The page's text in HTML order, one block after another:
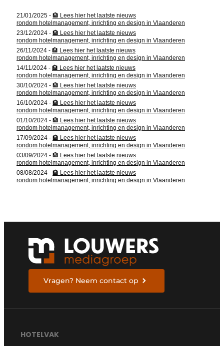
a
d
d
r
e
s
s
21/01/2025 - 🏨 Lees hier het laatste nieuws
rondom hotelmanagement, inrichting en design in Vlaanderen
23/12/2024 - 🏨 Lees hier het laatste nieuws
rondom hotelmanagement, inrichting en design in Vlaanderen
26/11/2024 - 🏨 Lees hier het laatste nieuws
rondom hotelmanagement, inrichting en design in Vlaanderen
14/11/2024 - 🏨 Lees hier het laatste nieuws
rondom hotelmanagement, inrichting en design in Vlaanderen
30/10/2024 - 🏨 Lees hier het laatste nieuws
rondom hotelmanagement, inrichting en design in Vlaanderen
16/10/2024 - 🏨 Lees hier het laatste nieuws
rondom hotelmanagement, inrichting en design in Vlaanderen
01/10/2024 - 🏨 Lees hier het laatste nieuws
rondom hotelmanagement, inrichting en design in Vlaanderen
17/09/2024 - 🏨 Lees hier het laatste nieuws
rondom hotelmanagement, inrichting en design in Vlaanderen
03/09/2024 - 🏨 Lees hier het laatste nieuws
rondom hotelmanagement, inrichting en design in Vlaanderen
08/08/2024 - 🏨 Lees hier het laatste nieuws
rondom hotelmanagement, inrichting en design in Vlaanderen
Vragen? Neem contact op
HOTELVAK